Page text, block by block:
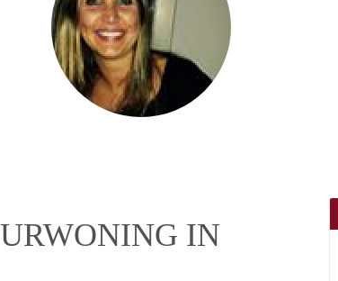
Hoe vind je een goedkoop appartement in
Wat zijn de verplichtingen van een
Kan je beter een appartement huren of
Alle veelgestelde vragen
IN